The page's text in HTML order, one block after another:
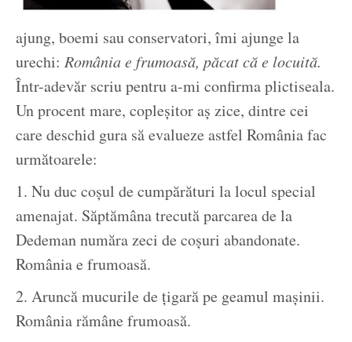
ajung, boemi sau conservatori, îmi ajunge la
urechi: România e frumoasă, păcat că e locuită.
Într-adevăr scriu pentru a-mi confirma plictiseala.
Un procent mare, copleșitor aș zice, dintre cei
care deschid gura să evalueze astfel România fac
următoarele:
1. Nu duc coșul de cumpărături la locul special
amenajat. Săptămâna trecută parcarea de la
Dedeman număra zeci de coșuri abandonate.
România e frumoasă.
2. Aruncă mucurile de țigară pe geamul mașinii.
România rămâne frumoasă.